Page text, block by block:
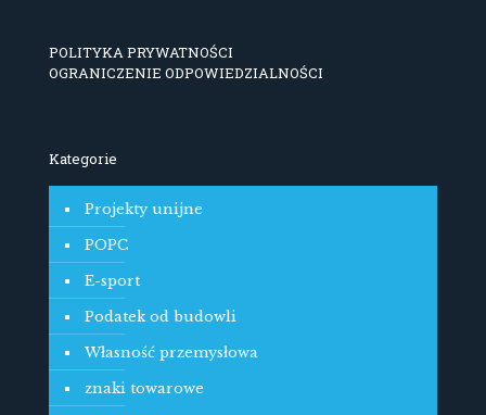
POLITYKA PRYWATNOŚCI
OGRANICZENIE ODPOWIEDZIALNOŚCI
Kategorie
Projekty unijne
POPC
E-sport
Podatek od budowli
Własność przemysłowa
znaki towarowe